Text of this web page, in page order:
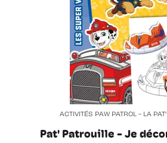
ACTIVITÉS PAW PATROL - LA
Pat' Patrouille - Je